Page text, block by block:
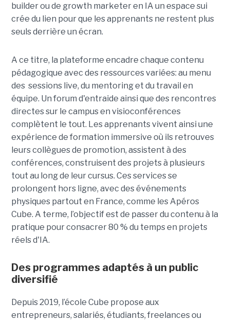
builder ou de growth marketer en IA un espace sui
crée du lien pour que les apprenants ne restent plus
seuls derrière un écran.
A ce titre, la plateforme encadre chaque contenu
pédagogique avec des ressources variées: au menu
des sessions live, du mentoring et du travail en
équipe. Un forum d'entraide ainsi que des rencontres
directes sur le campus en visioconférences
complètent le tout. Les apprenants vivent ainsi une
expérience de formation immersive où ils retrouves
leurs collègues de promotion, assistent à des
conférences, construisent des projets à plusieurs
tout au long de leur cursus. Ces services se
prolongent hors ligne, avec des événements
physiques partout en France, comme les Apéros
Cube. A terme, l’objectif est de passer du contenu à la
pratique pour consacrer 80 % du temps en projets
réels d'IA.
Des programmes adaptés à un public
diversifié
Depuis 2019, l’école Cube propose aux
entrepreneurs, salariés, étudiants, freelances ou